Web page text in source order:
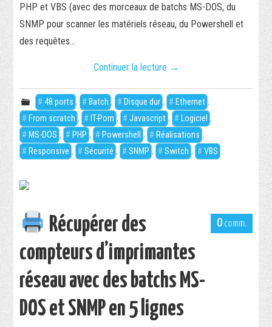
JEUX VIDÉO
WORDPRESS
SECRET
DOWNLOADS
PHP et VBS (avec des morceaux de batchs MS-DOS, du
SNMP pour scanner les matériels réseau, du Powershell et
des requêtes…
Continuer la lecture →
48 ports , Batch , Disque dur , Ethernet ,
From scratch , IT-Porn , Javascript , Logiciel ,
MS-DOS , PHP , Powershell , Réalisations ,
Responsive , Sécurité , SNMP , Switch , VBS
0
Récupérer des
compteurs d’imprimantes
réseau avec des batchs MS-
DOS et SNMP en 5 lignes